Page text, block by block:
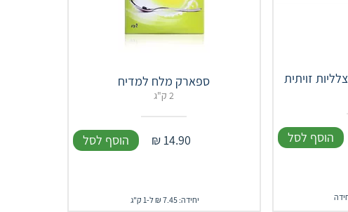
הוסף לסל
ספארק מלח למדיח
2 ק"ג
14.90
₪ הוסף לסל
יחידה: 7.45 ₪ ל-1 ק"ג